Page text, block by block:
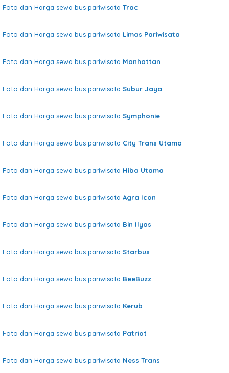
Foto dan Harga sewa bus pariwisata Trac
Foto dan Harga sewa bus pariwisata Limas Pariwisata
Foto dan Harga sewa bus pariwisata Manhattan
Foto dan Harga sewa bus pariwisata Subur Jaya
Foto dan Harga sewa bus pariwisata Symphonie
Foto dan Harga sewa bus pariwisata City Trans Utama
Foto dan Harga sewa bus pariwisata Hiba Utama
Foto dan Harga sewa bus pariwisata Agra Icon
Foto dan Harga sewa bus pariwisata Bin Ilyas
Foto dan Harga sewa bus pariwisata Starbus
Foto dan Harga sewa bus pariwisata BeeBuzz
Foto dan Harga sewa bus pariwisata Kerub
Foto dan Harga sewa bus pariwisata Patriot
Foto dan Harga sewa bus pariwisata Ness Trans